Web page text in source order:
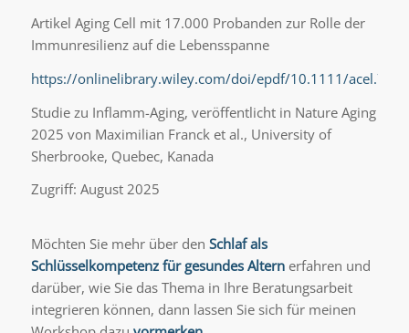
Artikel Aging Cell mit 17.000 Probanden zur Rolle der
Immunresilienz auf die Lebensspanne
https://onlinelibrary.wiley.com/doi/epdf/10.1111/
Studie zu Inflamm-Aging, veröffentlicht in Nature Aging
2025 von Maximilian Franck et al., University of
Sherbrooke, Quebec, Kanada
Zugriff: August 2025
Möchten Sie mehr über den Schlaf als
Schlüsselkompetenz für gesundes Alternerfahren und
darüber, wie Sie das Thema in Ihre Beratungsarbeit
integrieren können, dann lassen Sie sich für meinen